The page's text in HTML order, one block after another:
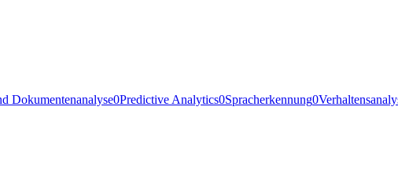
Dokumentenanalyse0Predictive Analytics0Spracherkennung0